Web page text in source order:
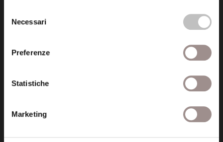
delNecessari
Preferenze
Statistiche
Marketing